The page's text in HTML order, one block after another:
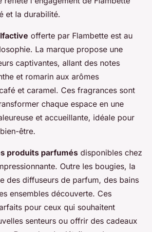
et la durabilité.
offerte par Flambette est au
La marque propose une
captivantes, allant des notes
et romarin aux arômes
et caramel. Ces fragrances sont
chaque espace en une
et accueillante, idéale pour
être.
produits parfumés disponibles chez
Outre les bougies, la
des diffuseurs de parfum, des bains
ensembles découverte. Ces
pour ceux qui souhaitent
senteurs ou offrir des cadeaux